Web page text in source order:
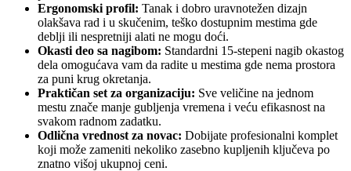
Ergonomski profil: Tanak i dobro uravnotežen dizajn
olakšava rad i u skučenim, teško dostupnim mestima gde
deblji ili nespretniji alati ne mogu doći.
Okasti deo sa nagibom: Standardni 15-stepeni nagib okastog
dela omogućava vam da radite u mestima gde nema prostora
za puni krug okretanja.
Praktičan set za organizaciju: Sve veličine na jednom
mestu znače manje gubljenja vremena i veću efikasnost na
svakom radnom zadatku.
Odlična vrednost za novac: Dobijate profesionalni komplet
koji može zameniti nekoliko zasebno kupljenih ključeva po
znatno višoj ukupnoj ceni.